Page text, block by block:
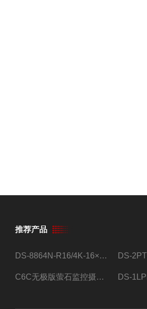
推荐产品
DS-8864N-R16/4K-16×4T/希捷16盘位录像机
C6C无极版萤石监控摄像头